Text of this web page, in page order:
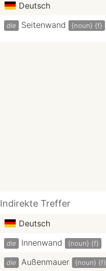
Deutsch
die Seitenwand {noun} {f}
Indirekte Treffer
Deutsch
die Innenwand {noun} {f}
die Außenmauer {noun} {f}